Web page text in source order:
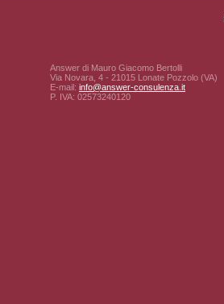
Answer di Mauro Giacomo Bertolli
Via Novara, 4 - 21015 Lonate Pozzolo (VA)
E-mail: info@answer-consulenza.it
P. IVA: 02573240120